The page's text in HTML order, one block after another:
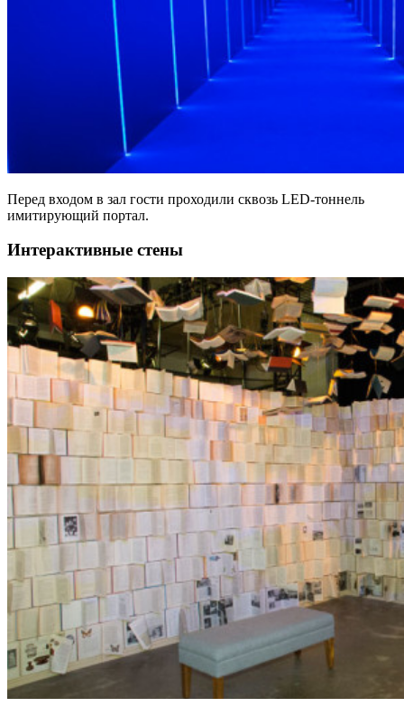
Перед входом в зал гости проходили сквозь LED-тоннель
имитирующий портал.
Интерактивные стены